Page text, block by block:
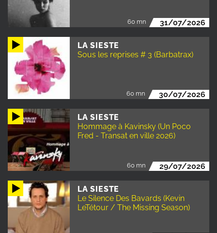
60 mn 31/07/2026
LA SIESTE
Sous les reprises # 3 (Barbatrax)
60 mn 30/07/2026
LA SIESTE
Hommage à Kavinsky (Un Poco
Fred - Transat en ville 2026)
60 mn 29/07/2026
LA SIESTE
Le Silence Des Bavards (Kevin
LeTétour / The Missing Season)